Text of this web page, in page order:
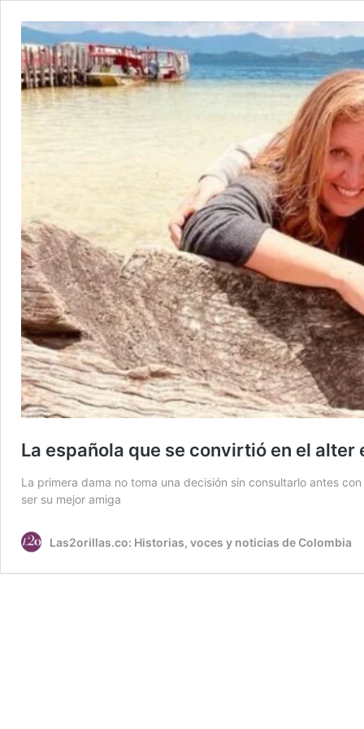
La española que se convirtió en el
La primera dama no toma una decisión sin consultarlo antes
ser su mejor amiga
Las2orillas.co: Historias, voces y noticias de Colombia